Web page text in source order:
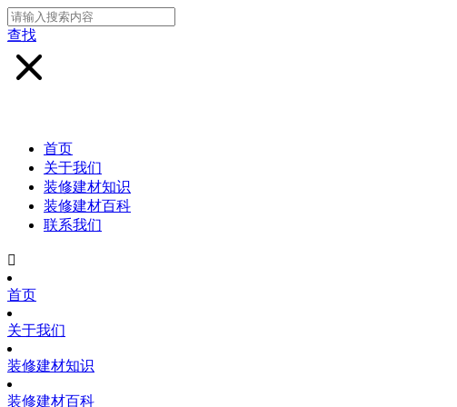
查找
首页
关于我们
装修建材知识
装修建材百科
联系我们

首页
关于我们
装修建材知识
装修建材百科